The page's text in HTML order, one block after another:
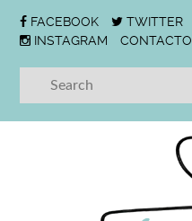
FACEBOOK TWITTER
INSTAGRAM
CONTACTO